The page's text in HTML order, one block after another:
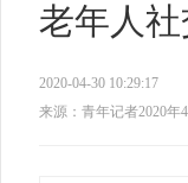
老年人
2020-04-30 10:29:17
来源：青年记者2020年